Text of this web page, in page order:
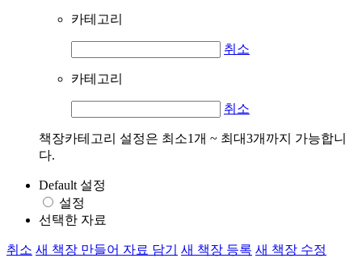
카테고리
취소
카테고리
취소
책장카테고리 설정은 최소1개 ~ 최대3개까지 가능합니
다.
Default 설정
설정
선택한 자료
취소 새 책장 만들어 자료 담기 새 책장 등록 새 책장 수정